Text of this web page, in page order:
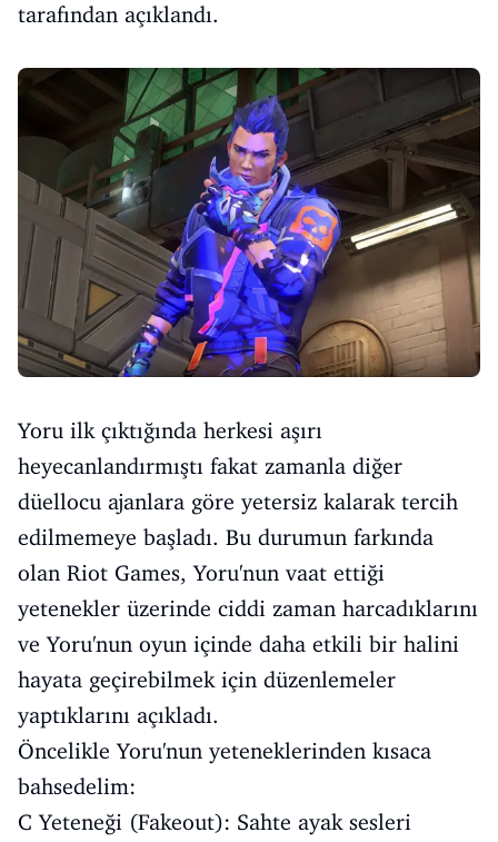
tarafından açıklandı.
Yoru ilk çıktığında herkesi aşırı
heyecanlandırmıştı fakat zamanla diğer
düellocu ajanlara göre yetersiz kalarak tercih
edilmemeye başladı. Bu durumun farkında
olan Riot Games, Yoru'nun vaat ettiği
yetenekler üzerinde ciddi zaman harcadıklarını
ve Yoru'nun oyun içinde daha etkili bir halini
hayata geçirebilmek için düzenlemeler
yaptıklarını açıkladı.
Öncelikle Yoru'nun yeteneklerinden kısaca
bahsedelim:
C Yeteneği (Fakeout): Sahte ayak sesleri